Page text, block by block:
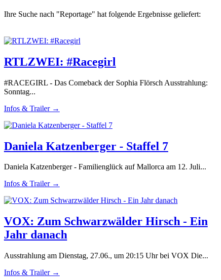
Ihre Suche nach "Reportage" hat folgende Ergebnisse geliefert:
RTLZWEI: #Racegirl
#RACEGIRL - Das Comeback der Sophia Flörsch Ausstrahlung:
Sonntag...
Infos & Trailer →
Daniela Katzenberger - Staffel 7
Daniela Katzenberger - Familienglück auf Mallorca am 12. Juli...
Infos & Trailer →
VOX: Zum Schwarzwälder Hirsch - Ein
Jahr danach
Ausstrahlung am Dienstag, 27.06., um 20:15 Uhr bei VOX Die...
Infos & Trailer →